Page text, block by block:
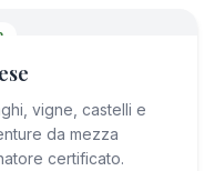
vigne, castelli e
da mezza
certificato.